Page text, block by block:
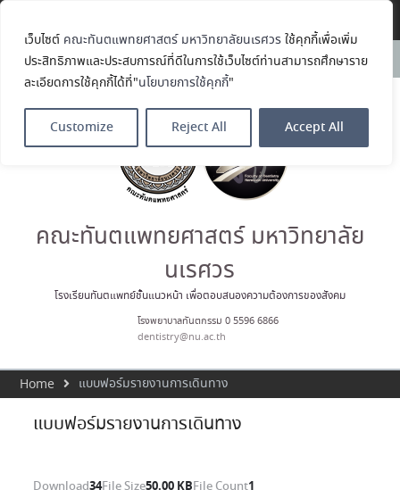
เว็บไซต์ คณะทันตแพทยศาสตร์ มหาวิทยาลัยนเรศวร ใช้คุกกี้เพื่อเพิ่ม
ประสิทธิภาพและประสบการณ์ที่ดีในการใช้เว็บไซต์ท่านสามารถศึกษาราย
ละเอียดการใช้คุกกี้ได้ที่"นโยบายการใช้คุกกี้"
Customize Reject All Accept All
News:
ประเทศไทย วาระ พ.ศ. 2569–2571
ประกาศคณะทันตแพทยศาสตร์
มหาวิทยาลัยนเรศวร เรื่อง ผู้ผ่าน
การสอบแข่งขันเข้าเป็นลูกจ้าง
ทั่วไป
คณะทันตแพทยศาสตร์
มหาวิทยาลัยนเรศวร ร่วมออกบูธ
ประชาสัมพันธ์ หลักสูตรทันตแพทย
ศาสตรบัณฑิต และหลักสูตร
ประกาศนียบัตรผู้ช่วยทันตแพทย์
ในโครงการ Open House 2026
กิจกรรม NU Explore: เคลียร์ตัว
คณะทันตแพทยศาสตร์ มหาวิทยาลัย
นเรศวร
โรงเรียนทันตแพทย์ชั้นแนวหน้า เพื่อตอบสนองความต้องการของสังคม
โรงพยาบาลทันตกรรม 0 5596 6866
dentistry@nu.ac.th
Home แบบฟอร์มรายงานการเดินทาง
แบบฟอร์มรายงานการเดินทาง